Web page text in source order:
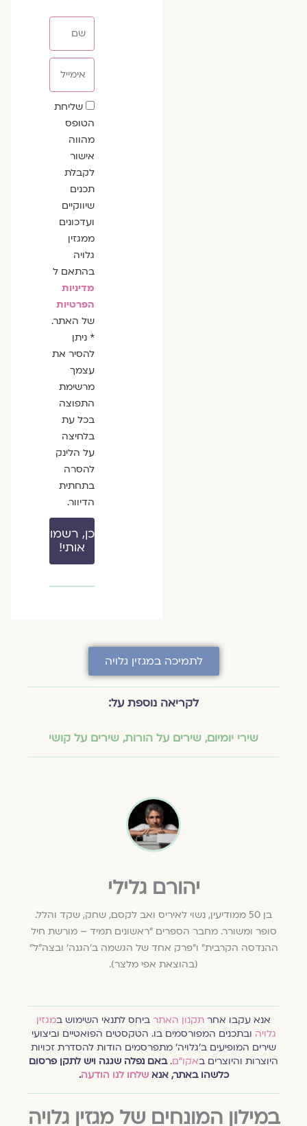
שדה
הסכמה
שליחת
הטופס
מהווה
אישור
לקבלת
תכנים
שיווקיים
ועדכונים
ממגזין
גלויה
בהתאם ל
מדיניות
הפרטיות
של האתר.
* ניתן
להסיר את
עצמך
מרשימת
התפוצה
בכל עת
בלחיצה
על הלינק
להסרה
בתחתית
הדיוור.
כן, רשמו
אותי!
לתמיכה במגזין גלויה
לקריאה נוספת על:
שירי יומיום,שירים על הורות,שירים על קושי
יהורם גלילי
בן 50 ממודיעין, נשוי לאיריס ואב לקסם, שחק, שקד והלל.
סופר ומשורר. מחבר הספרים "ראשונים תמיד – מורשת חיל
ההנדסה הקרבית" ו"פרק אחד של הגשמה ב'הגנה' ובצה"ל"
(בהוצאת אפי מלצר).
אנא עקבו אחרתקנון האתרביחס לתנאי השימוש ב מגזין
גלויהובתכנים המפורסמים בו. הטקסטים הפואטיים וביצועי
שירים המופיעים ב׳גלויה׳ מתפרסמים הודות להסדרת זכויות
היוצרות והיוצרים ב אקו״ם.באם נפלה שגגה ויש לתקן פרסום
כלשהו באתר, אנאשלחו לנו הודעה.
במילון המונחים של מגזין גלויה